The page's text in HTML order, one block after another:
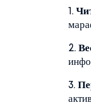
1.
2.
3.